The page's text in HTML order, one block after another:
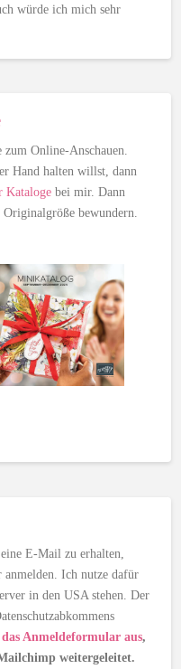
würde ich mich sehr
Online-Anschauen.
Hand halten willst, dann
Kataloge bei mir. Dann
bewundern.
E-Mail zu erhalten,
Ich nutze dafür
in den USA stehen. Der
Anmeldeformular aus,
weitergeleitet.